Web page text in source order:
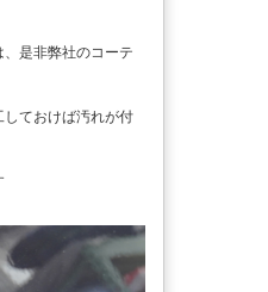
是非弊社のコーテ
ておけば汚れが付